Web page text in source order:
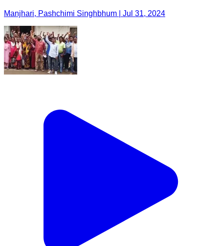
Manjhari, Pashchimi Singhbhum | Jul 31, 2024